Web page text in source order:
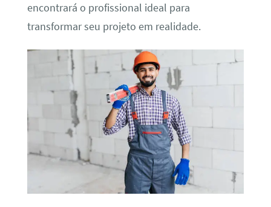
encontrará o profissional ideal para
transformar seu projeto em realidade.